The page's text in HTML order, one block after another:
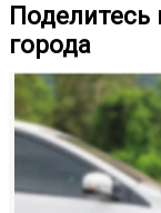
города